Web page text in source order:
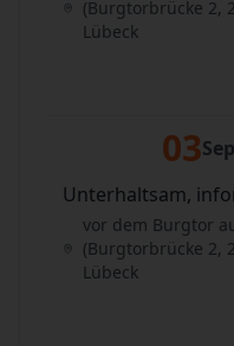
(Burgtorbrücke 2,
Lübeck
03
Unterhaltsam,
vor dem Burgtor
(Burgtorbrücke 2,
Lübeck